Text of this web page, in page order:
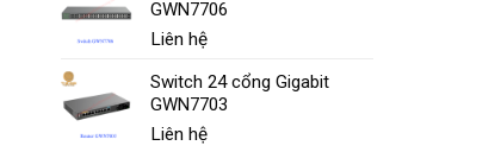
GWN7706
Liên hệ
Switch 24 cổng Gigabit
GWN7703
Liên hệ